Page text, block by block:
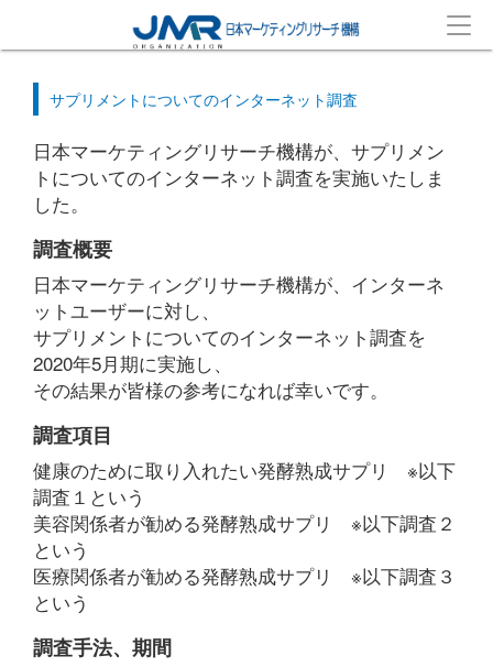
サプリメントについてのインターネット調査
日本マーケティングリサーチ機構が、サプリメン
トについてのインターネット調査を実施いたしま
した。
調査概要
日本マーケティングリサーチ機構が、インターネ
ットユーザーに対し、
サプリメントについてのインターネット調査を
2020年5月期に実施し、
その結果が皆様の参考になれば幸いです。
調査項目
健康のために取り入れたい発酵熟成サプリ ※以下
調査１という
美容関係者が勧める発酵熟成サプリ ※以下調査２
という
医療関係者が勧める発酵熟成サプリ ※以下調査３
という
調査手法、期間